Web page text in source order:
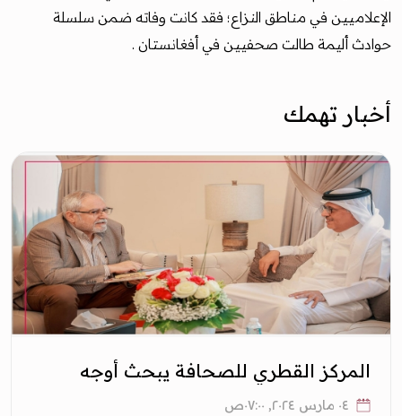
الإعلاميين في مناطق النزاع؛ فقد كانت وفاته ضمن سلسلة
حوادث أليمة طالت صحفيين في أفغانستان .
أخبار تهمك
المركز القطري للصحافة يبحث أوجه
التعاون مع نقابة محرري الصحافة
٠٤ مارس ٢٠٢٤, ٠٧:٠٠ص